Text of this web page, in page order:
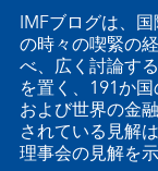
IMFブログは、
の時々の喫緊の
べ、広く討論す
を置く、191か
および世界の金
されている見解
理事会の見解を